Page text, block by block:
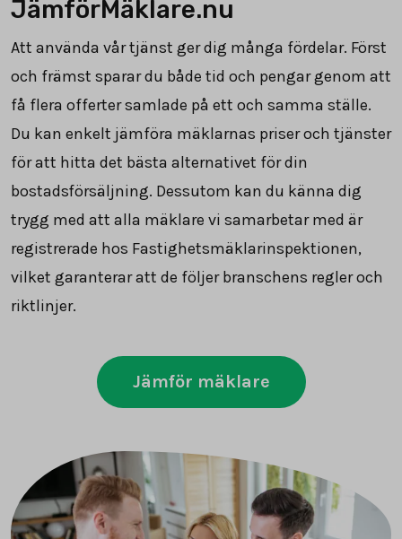
JämförMäklare.nu
Att använda vår tjänst ger dig många fördelar. Först
och främst sparar du både tid och pengar genom att
få flera offerter samlade på ett och samma ställe.
Du kan enkelt jämföra mäklarnas priser och tjänster
för att hitta det bästa alternativet för din
bostadsförsäljning. Dessutom kan du känna dig
trygg med att alla mäklare vi samarbetar med är
registrerade hos Fastighetsmäklarinspektionen,
vilket garanterar att de följer branschens regler och
riktlinjer.
Jämför mäklare